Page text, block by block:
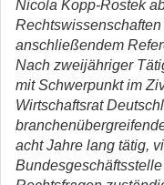
Nicola Kopp-Rostek
anschließendem
Nach zweijähriger
mit Schwerpunkt im
Wirtschaftsrat
acht Jahre lang tätig,